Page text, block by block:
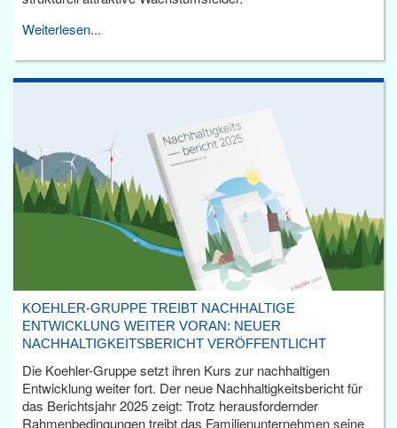
Weiterlesen...
KOEHLER-GRUPPE TREIBT NACHHALTIGE
ENTWICKLUNG WEITER VORAN: NEUER
NACHHALTIGKEITSBERICHT VERÖFFENTLICHT
Die Koehler-Gruppe setzt ihren Kurs zur nachhaltigen
Entwicklung weiter fort. Der neue Nachhaltigkeitsbericht für
das Berichtsjahr 2025 zeigt: Trotz herausfordernder
Rahmenbedingungen treibt das Familienunternehmen seine